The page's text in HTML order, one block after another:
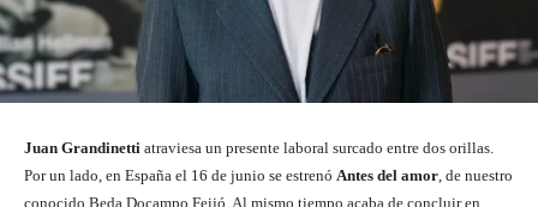
Juan Grandinetti atraviesa un presente laboral surcado entre dos orillas.
Por un lado, en España el 16 de junio se estrenó Antes del amor , de nuestro
conocido Beda Docampo Feijó. Al mismo tiempo acaba de concluir en